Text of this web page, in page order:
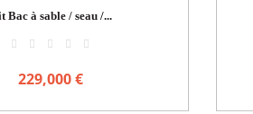
Bac à sable / seau /...
229,000 €